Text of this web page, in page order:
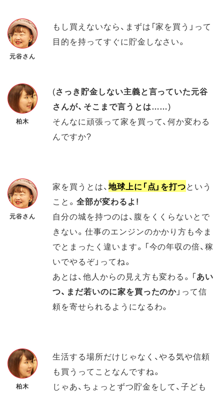
元谷さん
もし買えないなら、まずは「家を買う」って
目的を持ってすぐに貯金しなさい。
柏木
(さっき貯金しない主義と言っていた元谷
さんが、そこまで言うとは……)
そんなに頑張って家を買って、何か変わる
んですか?
元谷さん
家を買うとは、地球上に「点」を打つという
こと。 全部が変わるよ!
自分の城を持つのは、腹をくくらないとで
きない。仕事のエンジンのかかり方も今ま
でとまったく違います。「今の年収の倍、稼
いでやるぞ」ってね。
あとは、他人からの見え方も変わる。「あい
つ、まだ若いのに家を買ったのか」って信
頼を寄せられるようになるわ。
柏木
生活する場所だけじゃなく、やる気や信頼
も買うってことなんですね。
じゃあ、ちょっとずつ貯金をして、子ども